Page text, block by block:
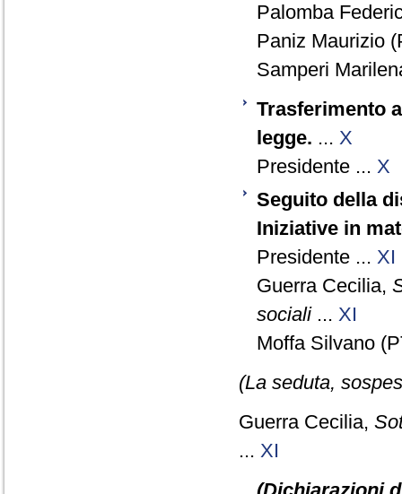
Palomba
Paniz Maurizio
Samperi
Trasferimento
legge. ... X
Presidente ... X
Seguito della
Iniziative in
Presidente ... XI
Guerra Cecilia,
sociali... XI
Moffa Silvano
(La seduta,
Guerra Cecilia,
... XI